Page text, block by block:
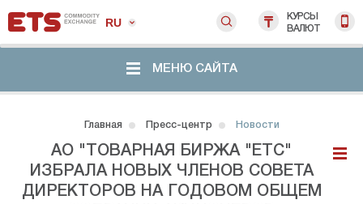
RU
КУРСЫ
ВАЛЮТ
МЕНЮ САЙТА
Главная Пресс-центр Новости
АО "ТОВАРНАЯ БИРЖА "ЕТС"
ИЗБРАЛА НОВЫХ ЧЛЕНОВ СОВЕТА
ДИРЕКТОРОВ НА ГОДОВОМ ОБЩЕМ